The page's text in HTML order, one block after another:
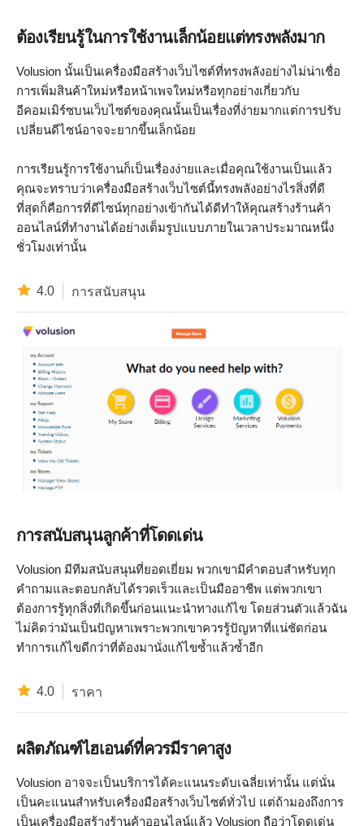
ต้องเรียนรู้ในการใช้งานเล็กน้อยแต่ทรงพลังมาก
Volusion นั้นเป็นเครื่องมือสร้างเว็บไซต์ที่ทรงพลังอย่างไม่น่าเชื่อ
การเพิ่มสินค้าใหม่หรือหน้าเพจใหม่หรือทุกอย่างเกี่ยวกับ
อีคอมเมิร์ซบนเว็บไซต์ของคุณนั้นเป็นเรื่องที่ง่ายมากแต่การปรับ
เปลี่ยนดีไซน์อาจจะยากขึ้นเล็กน้อย
การเรียนรู้การใช้งานก็เป็นเรื่องง่ายและเมื่อคุณใช้งานเป็นแล้ว
คุณจะทราบว่าเครื่องมือสร้างเว็บไซต์นี้ทรงพลังอย่างไรสิ่งที่ดี
ที่สุดก็คือการที่ดีไซน์ทุกอย่างเข้ากันได้ดีทำให้คุณสร้างร้านค้า
ออนไลน์ที่ทำงานได้อย่างเต็มรูปแบบภายในเวลาประมาณหนึ่ง
ชั่วโมงเท่านั้น
4.0 การสนับสนุน
การสนับสนุนลูกค้าที่โดดเด่น
Volusion มีทีมสนับสนุนที่ยอดเยี่ยม พวกเขามีคำตอบสำหรับทุก
คำถามและตอบกลับได้รวดเร็วและเป็นมืออาชีพ แต่พวกเขา
ต้องการรู้ทุกสิ่งที่เกิดขึ้นก่อนแนะนำทางแก้ไข โดยส่วนตัวแล้วฉัน
ไม่คิดว่ามันเป็นปัญหาเพราะพวกเขาควรรู้ปัญหาที่แน่ชัดก่อน
ทำการแก้ไขดีกว่าที่ต้องมานั่งแก้ไขซ้ำแล้วซ้ำอีก
4.0 ราคา
ผลิตภัณฑ์ไฮเอนด์ที่ควรมีราคาสูง
Volusion อาจจะเป็นบริการได้คะแนนระดับเฉลี่ยเท่านั้น แต่นั่น
เป็นคะแนนสำหรับเครื่องมือสร้างเว็บไซต์ทั่วไป แต่ถ้ามองถึงการ
เป็นเครื่องมือสร้างร้านค้าออนไลน์แล้ว Volusion ถือว่าโดดเด่น